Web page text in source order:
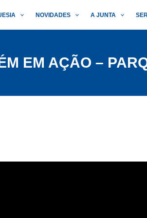
NOVIDADES A JUNTA
EM AÇÃO –